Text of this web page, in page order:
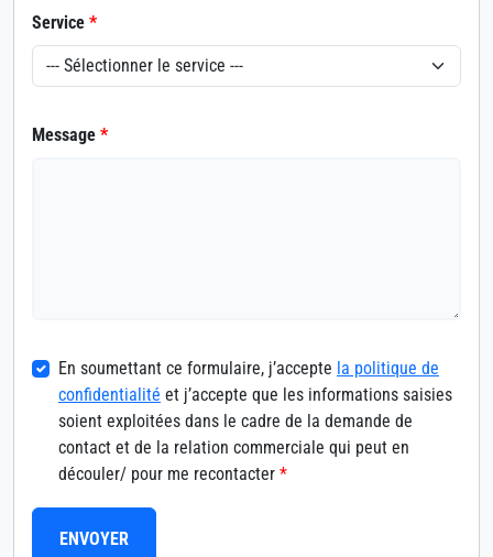
Service *
Message *
En soumettant ce formulaire, j’accepte la politique de
confidentialité et j’accepte que les informations saisies
soient exploitées dans le cadre de la demande de
contact et de la relation commerciale qui peut en
découler/ pour me recontacter *
ENVOYER